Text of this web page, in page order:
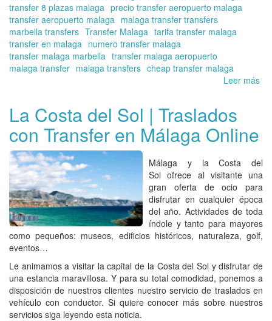
transfer 8 plazas malaga precio transfer aeropuerto malaga
transfer aeropuerto malaga malaga transfer transfers
marbella transfers Transfer Malaga tarifa transfer malaga
transfer en malaga numero transfer malaga
transfer malaga marbella transfer malaga aeropuerto
malaga transfer malaga transfers cheap transfer malaga
Leer más
la
del
Sol
|
ya
La Costa del Sol | Traslados
con Transfer en Málaga Online
Málaga y la Costa del
Sol ofrece al visitante una
gran oferta de ocio para
disfrutar en cualquier época
del año. Actividades de toda
índole y tanto para mayores
como pequeños: museos, edificios históricos, naturaleza, golf,
eventos…
Le animamos a visitar la capital de la Costa del Sol y disfrutar de
una estancia maravillosa. Y para su total comodidad, ponemos a
disposición de nuestros clientes nuestro servicio de traslados en
vehículo con conductor. Si quiere conocer más sobre nuestros
servicios siga leyendo esta noticia.